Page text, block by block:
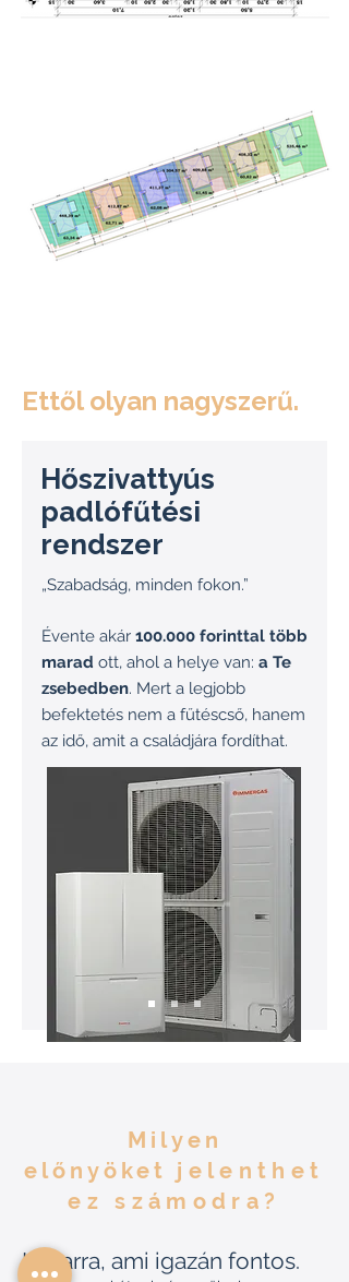
Ettől olyan nagyszerű.
Hőszivattyús
padlófűtési
rendszer
„Szabadság, minden fokon.”
Évente akár 100.000 forinttal több
marad ott, ahol a helye van: a Te
zsebedben. Mert a legjobb
befektetés nem a fűtéscső, hanem
az idő, amit a családjára fordíthat.
Milyen
előnyöket jelenthet
ez számodra?
Idő arra, ami igazán fontos.